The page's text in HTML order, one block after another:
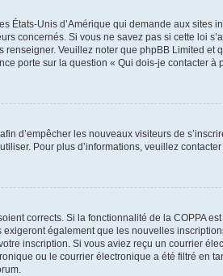
États-Unis d’Amérique qui demande aux
concernés. Si vous ne savez pas si cette loi
Veuillez noter que phpBB Limited
porte sur la question « Qui dois-je contacter à
d’empêcher les nouveaux visiteurs de
Pour plus d’informations, veuillez
corrects. Si la fonctionnalité de la COPPA
également que les nouvelles
inscription. Si vous aviez reçu un courrier
ou le courrier électronique a été filtré en